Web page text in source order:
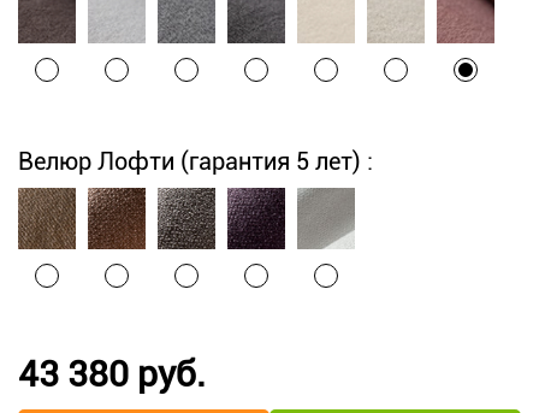
Велюр Лофти (гарантия 5 лет) :
43 380 руб.